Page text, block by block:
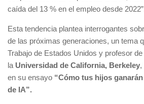
caída del 13 % en el empleo desde
Esta tendencia plantea interrogantes
de las próximas generaciones, un tema
Trabajo de Estados Unidos y profesor
la Universidad de California, Berkeley,
en su ensayo “Cómo tus hijos
de IA”.